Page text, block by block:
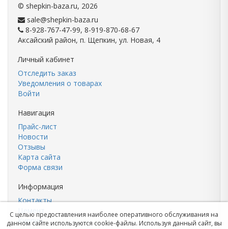
© shepkin-baza.ru, 2026
sale@shepkin-baza.ru
8-928-767-47-99, 8-919-870-68-67
Аксайский район, п. Щепкин, ул. Новая, 4
Личный кабинет
Отследить заказ
Уведомления о товарах
Войти
Навигация
Прайс-лист
Новости
Отзывы
Карта сайта
Форма связи
Информация
Контакты
Кирпич
С целью предоставления наиболее оперативного обслуживания на
данном сайте используются cookie-файлы. Используя данный сайт, вы